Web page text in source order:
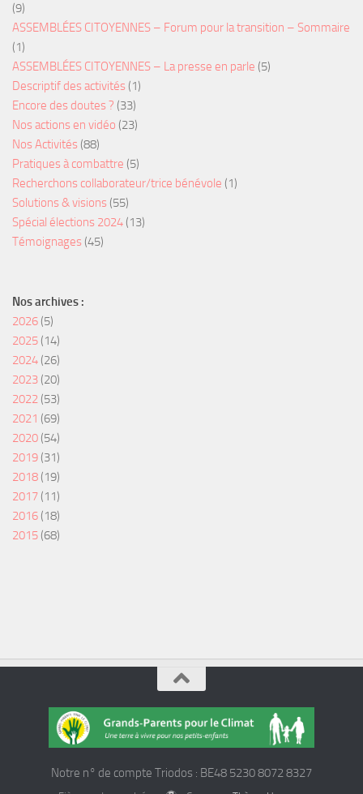
(9)
ASSEMBLÉES CITOYENNES – Forum pour la transition – Sommaire
(1)
ASSEMBLÉES CITOYENNES – La presse en parle (5)
Descriptif des activités (1)
Encore des doutes ? (33)
Nos actions en vidéo (23)
Nos Activités (88)
Pratiques à combattre (5)
Recherchons collaborateur/trice bénévole (1)
Solutions & visions (55)
Spécial élections 2024 (13)
Témoignages (45)
Nos archives :
2026 (5)
2025 (14)
2024 (26)
2023 (20)
2022 (53)
2021 (69)
2020 (54)
2019 (31)
2018 (19)
2017 (11)
2016 (18)
2015 (68)
Notre n° de compte Triodos : BE48 5230 8072 8327